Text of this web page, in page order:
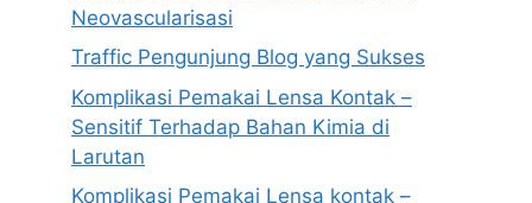
Neovascularisasi
Traffic Pengunjung Blog yang Sukses
Komplikasi Pemakai Lensa Kontak –
Sensitif Terhadap Bahan Kimia di
Larutan
Komplikasi Pemakai Lensa kontak –